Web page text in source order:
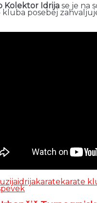
Kolektor Idrija se je na
kluba posebej
idrija karate karate